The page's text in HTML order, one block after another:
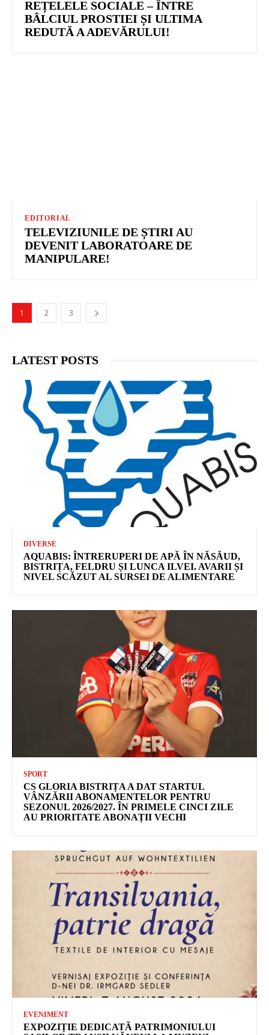
REȚELELE SOCIALE – ÎNTRE
BÂLCIUL PROSTIEI ȘI ULTIMA
REDUTĂ A ADEVĂRULUI!
EDITORIAL
TELEVIZIUNILE DE ȘTIRI AU
DEVENIT LABORATOARE DE
MANIPULARE!
1 2 3
LATEST POSTS
DIVERSE
AQUABIS: ÎNTRERUPERI DE APĂ ÎN NĂSĂUD,
BISTRIȚA, FELDRU ȘI LUNCA ILVEI. AVARII ȘI
NIVEL SCĂZUT AL SURSEI DE ALIMENTARE
SPORT
CS GLORIA BISTRIȚA A DAT STARTUL
VÂNZĂRII ABONAMENTELOR PENTRU
SEZONUL 2026/2027. ÎN PRIMELE CINCI ZILE
AU PRIORITATE ABONAȚII VECHI
EVENIMENT
EXPOZIȚIE DEDICATĂ PATRIMONIULUI